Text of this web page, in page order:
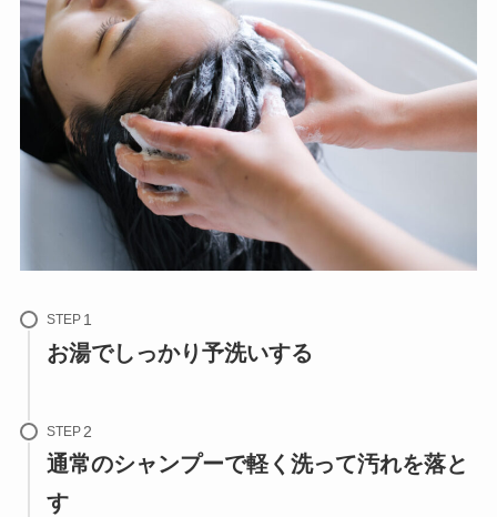
STEP
お湯でしっかり予洗いする
STEP
通常のシャンプーで軽く洗って汚れを落と
す